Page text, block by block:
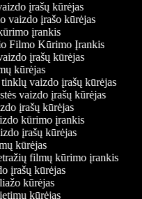
įrašų kūrėjas
vaizdo įrašo kūrėjas
įrankis
Filmo Kūrimo Įrankis
įrašų kūrėjas
kūrėjas
tinklų vaizdo įrašų kūrėjas
vaizdo įrašų kūrėjas
įrašų kūrėjas
kūrimo įrankis
įrašų kūrėjas
kūrėjas
filmų kūrimo įrankis
įrašų kūrėjas
kūrėjas
kūrėjas